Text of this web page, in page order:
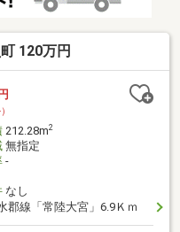
120万円
212.28m2
無指定
-
なし
郡線「常陸大宮」6.9Ｋｍ